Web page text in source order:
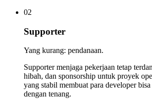
02
Supporter
Yang kurang: pendanaan.
Supporter menjaga pekerjaan tetap
hibah, dan sponsorship untuk proyek
yang stabil membuat para developer
dengan tenang.